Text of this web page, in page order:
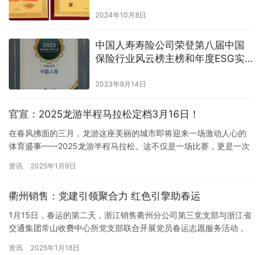
2024年10月8日
中国人寿寿险公司荣登第八届中国
保险行业风云榜主榜和年度ESG实
2023年8月14日
官宣：2025龙游半程马拉松定档3月16日！
在春风拂面的三月，龙游这座美丽的城市即将迎来一场激动人心的
体育盛事——2025龙游半程马拉松。这不仅是一场比赛，更是一次
的机会。现在，我们诚挚地邀请每一位热爱跑步的朋友，共同参与
人民政府主办，龙游县文化和广电旅游体育局、龙游县文化旅游发
展有限…
资讯 2025年1月9日
衢州销售：党建引领聚合力 红色引擎助春运
1月15日，春运的第二天，浙江销售衢州分公司第三党支部与浙江省
交通集团常山收费中心所党支部联合开展党员春运志愿服务活动，
资讯 2025年1月18日